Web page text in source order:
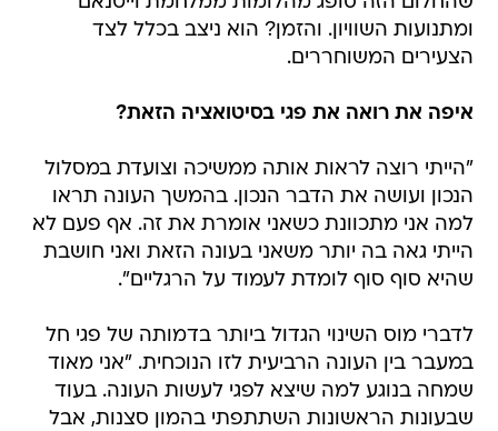
ומתנועות השוויון. והזמן? הוא ניצב בכלל לצד
הצעירים המשוחררים.
איפה את רואה את פגי בסיטואציה הזאת?
"הייתי רוצה לראות אותה ממשיכה וצועדת במסלול
הנכון ועושה את הדבר הנכון. בהמשך העונה תראו
למה אני מתכוונת כשאני אומרת את זה. אף פעם לא
הייתי גאה בה יותר משאני בעונה הזאת ואני חושבת
שהיא סוף סוף לומדת לעמוד על הרגליים".
לדברי מוס השינוי הגדול ביותר בדמותה של פגי חל
במעבר בין העונה הרביעית לזו הנוכחית. "אני מאוד
שמחה בנוגע למה שיצא לפגי לעשות העונה. בעוד
שבעונות הראשונות השתתפתי בהמון סצנות, אבל